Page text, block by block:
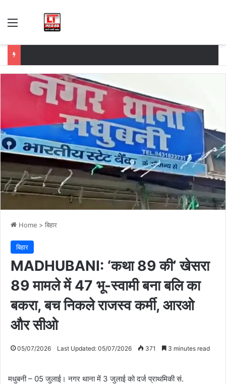
Menu
Home > बिहार
बिहार
MADHUBANI: ‘कथा 89 की’ खेसरा
89 मामले में 47 भू-स्वामी बना बलि का
बकरा, बच निकले राजस्व कर्मी, आरओ
और सीओ
05/07/2026 Last Updated: 05/07/2026 371 3 minutes read
मधुबनी – 05 जुलाई। नगर थाना में 3 जुलाई को दर्ज प्राथमिकी सं.